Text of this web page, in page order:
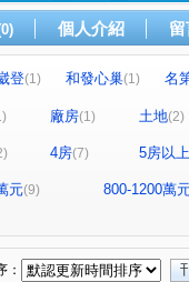
個人介紹
登(1) 和發心巢(1)
名
(1) 愛上杜拜 (1)
悅NO.7(1) 臻愛加州(1)
捷市 陸光五村EFG區
村(1) 成章二街(1)
成
路(1) 領航南路二段(1)
廠房(1) 土地(2)
4房(7) 5房以上
元(9)
800-1200萬
：